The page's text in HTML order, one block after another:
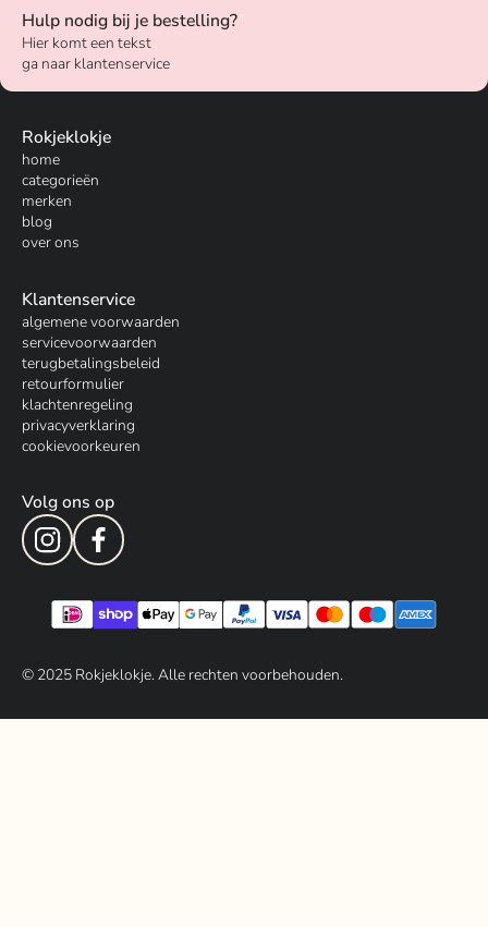
Hulp nodig bij je bestelling?
Hier komt een tekst
ga naar klantenservice
Rokjeklokje
home
categorieën
merken
blog
over ons
Klantenservice
algemene voorwaarden
servicevoorwaarden
terugbetalingsbeleid
retourformulier
klachtenregeling
privacyverklaring
cookievoorkeuren
Volg ons op
© 2025Rokjeklokje. Alle rechten voorbehouden.